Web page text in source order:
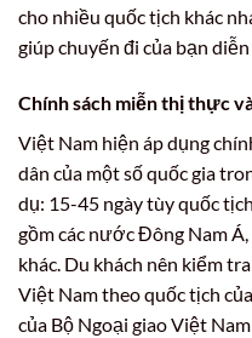
cho nhiều quốc tịch khác
giúp chuyến đi của bạn diễn
Chính sách miễn thị thực
Việt Nam hiện áp dụng
dân của một số quốc gia
dụ: 15-45 ngày tùy quốc
gồm các nước Đông Nam
khác. Du khách nên kiểm
Việt Nam theo quốc tịch
của Bộ Ngoại giao Việt